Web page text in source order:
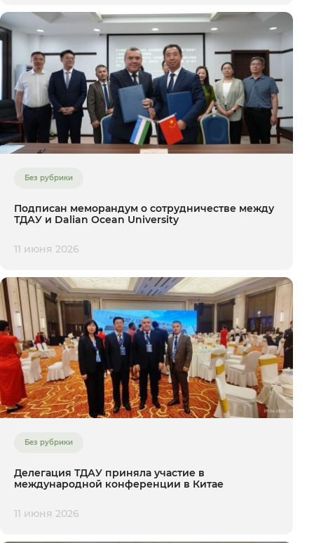
Без рубрики
Подписан меморандум о сотрудничестве между
ТДАУ и Dalian Ocean University
11 июня 2026
Без рубрики
Делегация ТДАУ приняла участие в
международной конференции в Китае
11 июня 2026